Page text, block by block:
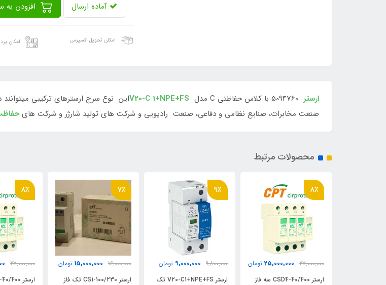
آماده ارسال
امکان تحویل اکسپرس امکان
ارستر 5094760 با کلاس حفاظتی C مدل V20-C 1+NPE+FSاین نوع سرج ارسترهای ترکیبی
صنعت مخابرات، صنایع نظامی و دفاعی، صنعت رادیویی و شرکت های تولید شارژر و شرکت های
محصولات مرتبط
25,000,000 تومان
9٪
9,800,000
9,000,000 تومان
ارستر V20-C1+NPE+FS تک
16,000,000
15,000,000 تومان
ارستر CS1-100/230 تک فاز
8٪
27,000,000
25,000,000 تومان
ارستر CSD4-40/400 سه فاز